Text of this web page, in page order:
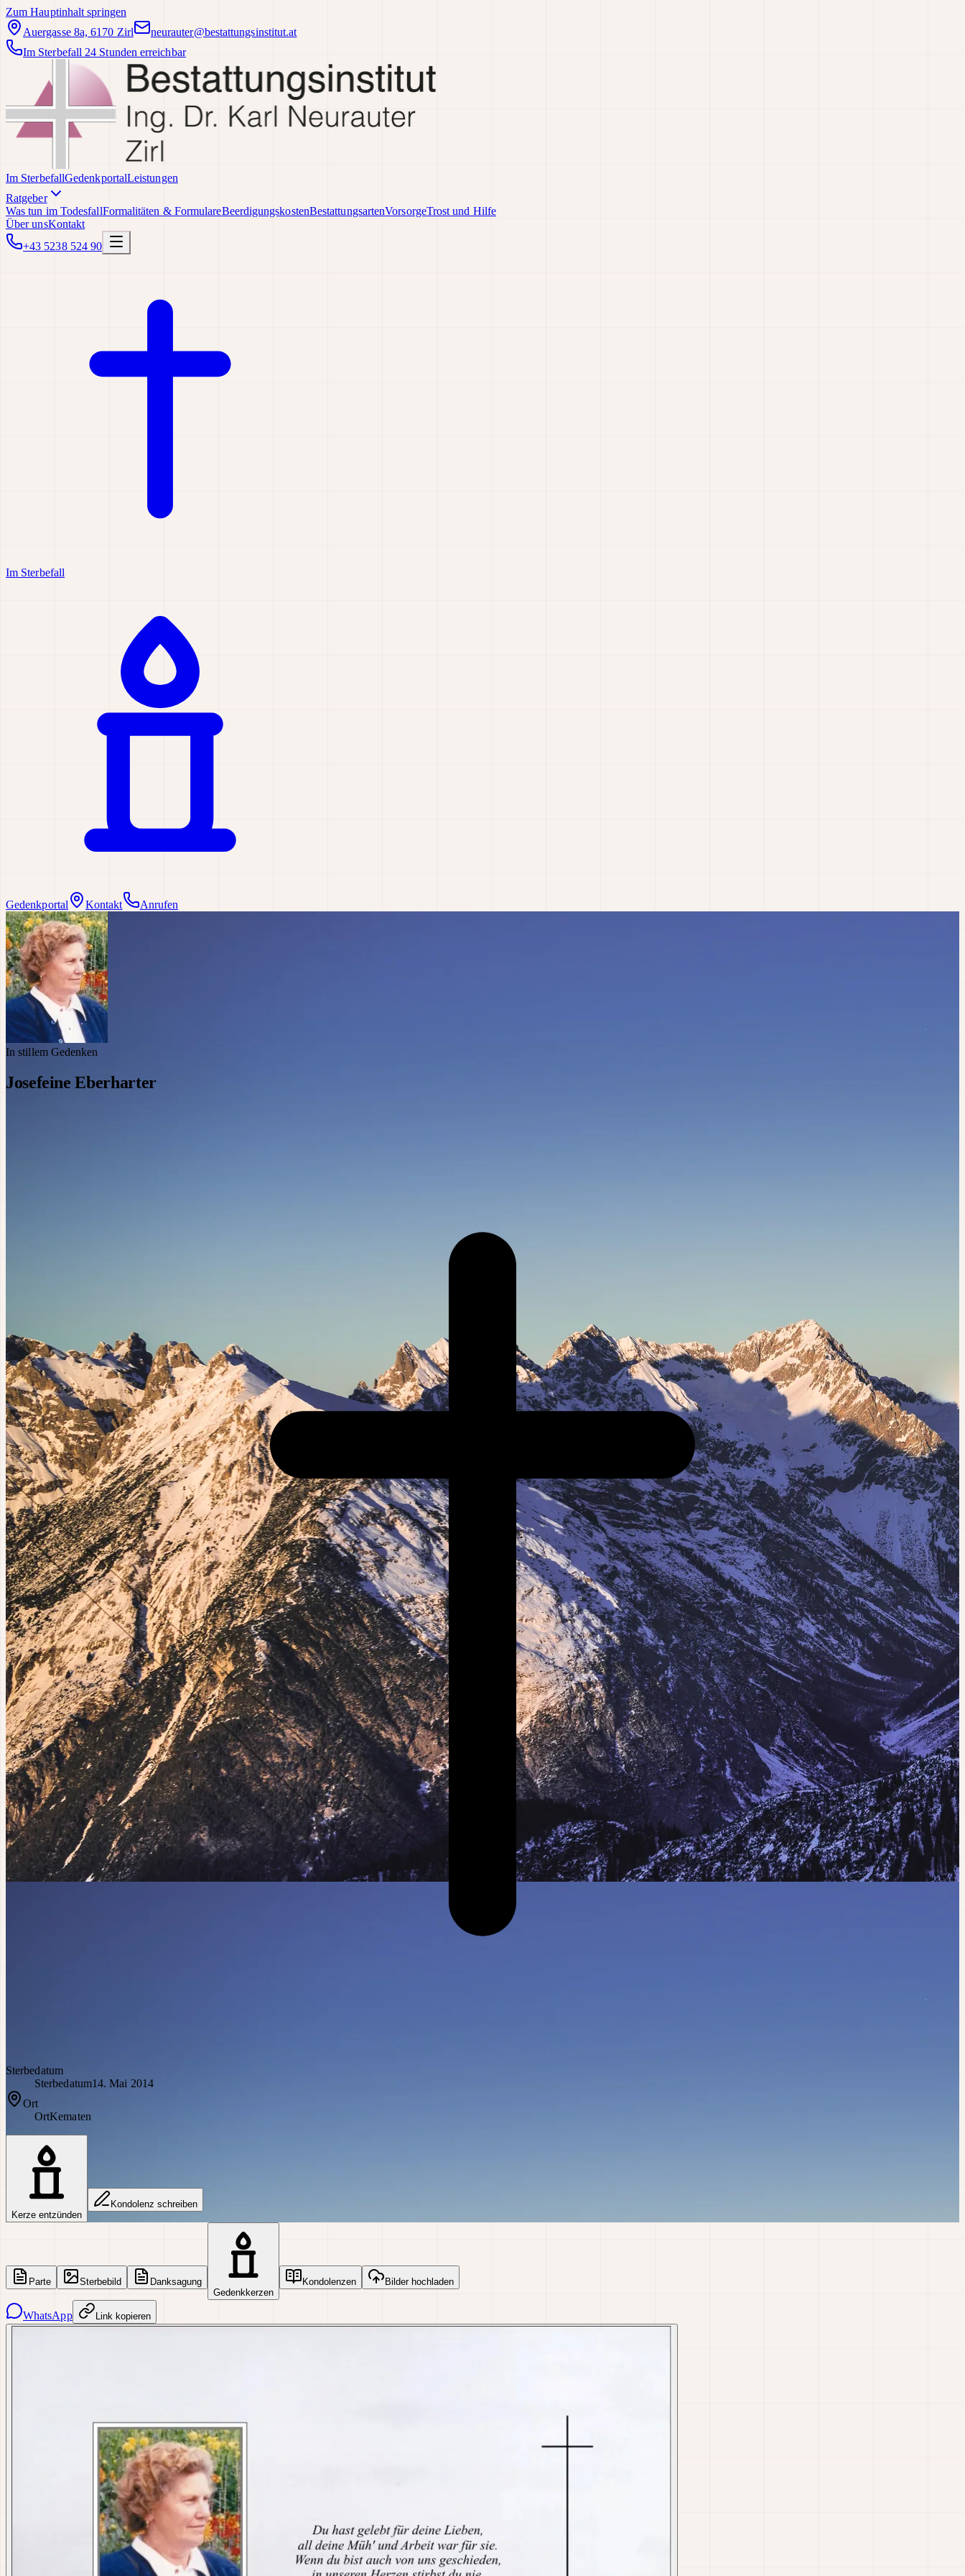
Zum Hauptinhalt springen
Auergasse 8a, 6170 Zirl
neurauter@bestattungsinstitut.at
Im Sterbefall 24 Stunden erreichbar
Im SterbefallGedenkportalLeistungen
Ratgeber
Was tun im TodesfallFormalitäten & FormulareBeerdigungskostenBestattungsartenVorsorgeTrost und Hilfe
Über unsKontakt
+43 5238 524 90
Im Sterbefall
Gedenkportal Kontakt Anrufen
In stillem Gedenken
Josefeine Eberharter
Sterbedatum
Sterbedatum14. Mai 2014
Ort
OrtKematen
Kerze entzünden
Kondolenz schreiben
Parte Sterbebild
Danksagung
Gedenkkerzen
Kondolenzen Bilder hochladen
WhatsApp Link kopieren